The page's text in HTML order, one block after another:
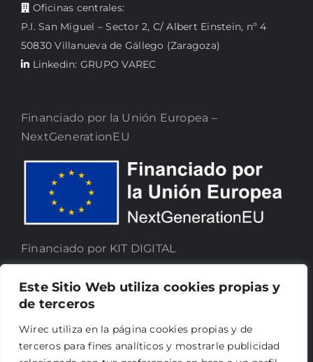
Este Sitio Web utiliza cookies propias y
de terceros
Wirec utiliza en la página cookies propias y de
terceros para fines analíticos y mostrarle publicidad
Oficinas centrales:
P.I. San Miguel – Sector 2, C/ Albert Einstein, nº 4
50830 Villanueva de Gállego (Zaragoza)
Linkedin: GRUPO VAREC
Financiado por la Unión Europea –
NextGenerationEU
Financiado por KIT DIGITAL